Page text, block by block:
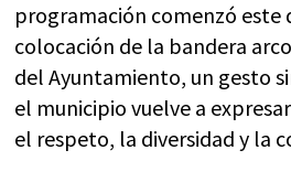
programación comenzó este
colocación de la bandera
del Ayuntamiento, un gesto
el municipio vuelve a
el respeto, la diversidad y la